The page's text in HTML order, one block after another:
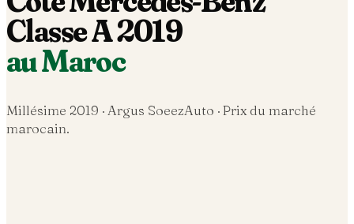
Classe A2019
au Maroc
Millésime 2019 · Argus SoeezAuto · Prix du marché
marocain.